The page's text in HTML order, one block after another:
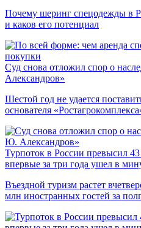
Почему шеринг спецодежды в
и каков его потенциал
Суд снова отложил спор о
Александров»
Шестой год не удается
основателя
Турпоток в России превысил
впервые за три года ушел в
Въездной туризм растет
млн иностранных гостей за